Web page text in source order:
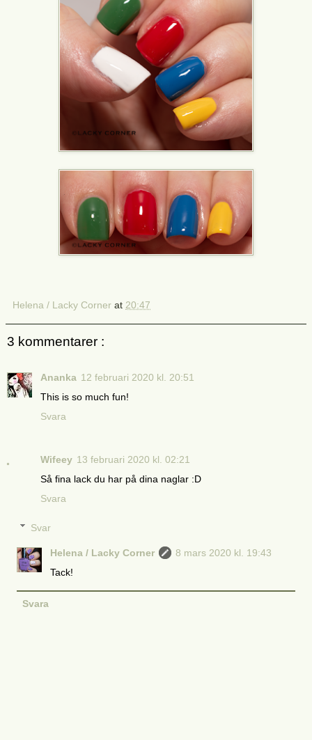
Helena / Lacky Corner at 20:47
3 kommentarer :
Ananka 12 februari 2020 kl. 20:51
This is so much fun!
Svara
Wifeey 13 februari 2020 kl. 02:21
Så fina lack du har på dina naglar :D
Svara
Svar
Helena / Lacky Corner
8 mars 2020 kl. 19:43
Tack!
Svara